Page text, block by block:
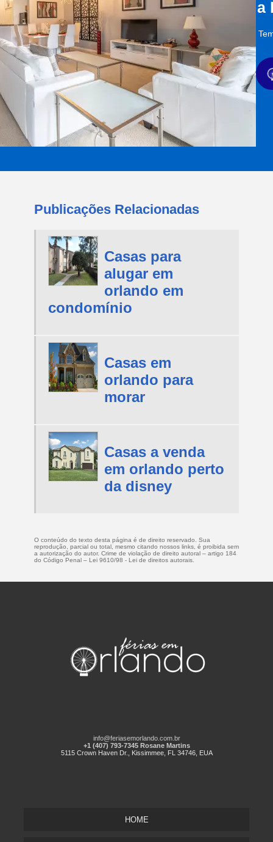
a
Publicações Relacionadas
Casas para
alugar em
orlando em
condomínio
Casas em
orlando para
morar
Casas a venda
em orlando perto
da disney
O conteúdo do texto desta página é de direito reservado. Sua
reprodução, parcial ou total, mesmo citando nossos links, é proibida sem
a autorização do autor. Crime de violação de direito autoral – artigo 184
do Código Penal – Lei 9610/98 - Lei de direitos autorais
info@feriasemorlando.com.br
+1 (407) 793-7345 Rosane Martins
5115 Crown Haven Dr., Kissimmee, FL 34746, EUA
HOME